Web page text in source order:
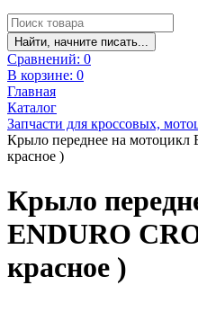
Найти, начните писать...
Сравнений: 0
В корзине: 0
Главная
Каталог
Запчасти для кроссовых,
Крыло переднее на
красное )
Крыло
ENDURO
красное )